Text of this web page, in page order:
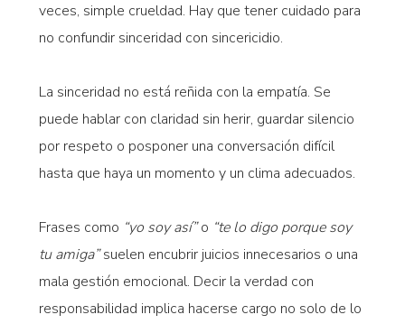
veces, simple crueldad. Hay que tener cuidado para
no confundir sinceridad con sincericidio.
La sinceridad no está reñida con la empatía. Se
puede hablar con claridad sin herir, guardar silencio
por respeto o posponer una conversación difícil
hasta que haya un momento y un clima adecuados.
Frases como “yo soy así”o “te lo digo porque soy
tu amiga”suelen encubrir juicios innecesarios o una
mala gestión emocional. Decir la verdad con
responsabilidad implica hacerse cargo no solo de lo